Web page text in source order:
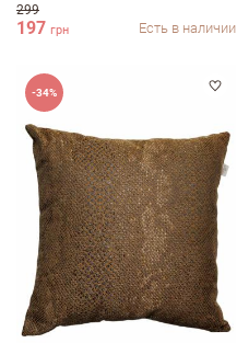
299
197 грн Есть в наличии
-34%Оставить отзыв
ФИО
email